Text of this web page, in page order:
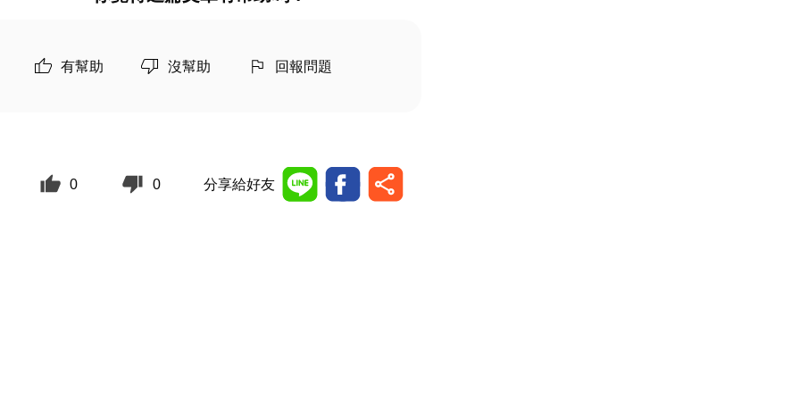
有幫助 沒幫助 回報問題
0 0 分享給好友